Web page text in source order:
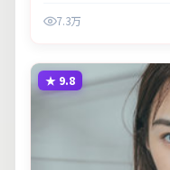
7.3万
★ 9.8